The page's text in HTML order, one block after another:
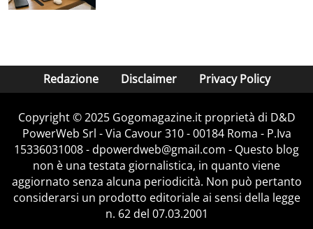
Redazione Disclaimer Privacy Policy
Copyright © 2025 Gogomagazine.it proprietà di D&D
PowerWeb Srl - Via Cavour 310 - 00184 Roma - P.Iva
15336031008 - dpowerdweb@gmail.com - Questo blog
non è una testata giornalistica, in quanto viene
aggiornato senza alcuna periodicità. Non può pertanto
considerarsi un prodotto editoriale ai sensi della legge
n. 62 del 07.03.2001